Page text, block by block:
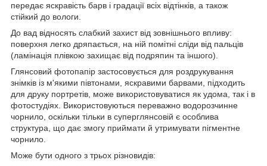
передає яскравість барв і градації всіх відтінків, а також
стійкий до вологи.
До вад відносять слабкий захист від зовнішнього впливу:
поверхня легко дряпається, на ній помітні сліди від пальців
(ламінація плівкою захищає від подряпин та іншого).
Глянсовий фотопапір застосовується для роздрукування
знімків із м'якими півтонами, яскравими барвами, підходить
для друку портретів, може використовуватися як удома, так і в
фотостудіях. Використовуються переважно водорозчинне
чорнило, оскільки тільки в суперглянсовій є особлива
структура, що дає змогу приймати й утримувати пігментне
чорнило.
Може бути одного з трьох різновидів: